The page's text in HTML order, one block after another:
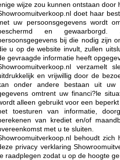
wijze zou kunnen ontstaan door
doet haar
uw persoonsgegevens wordt
en gewaarborgd.
bij die nodig zijn
u op de website invult, zullen
gevraagde informatie heeft
verzamelt
en vrijwillig door de
onder andere bestaan uit uw
omtrent uw financi?le
alleen gebruikt voor een
toesturen van informatie,
van krediet en/of
met u te sluiten.
behoudt
privacy verklaring
raadplegen zodat u op de hoogte